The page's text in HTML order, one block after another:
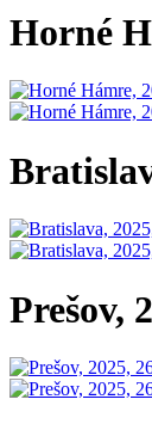
Horné
Prešov,